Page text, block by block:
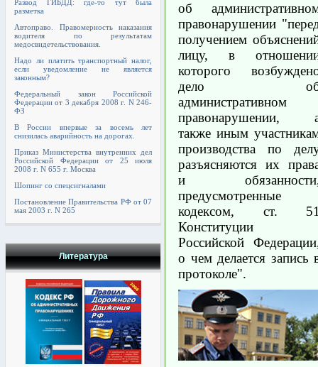
Развод ГИБДД: где-то тут была
разметка
Автоправо. Правомерность наказания
водителя по результатам
медосвидетельствования.
Надо ли платить транспортный налог,
если уведомление не является
законным?
Федеральный закон Российской
Федерации от 3 декабря 2008 г. N 246-
ФЗ
В России впервые за восемь лет
снизилась аварийность на дорогах.
Приказ Министерства внутренних дел
Российской Федерации от 25 июля
2008 г. N 655 г. Москва
Шопинг со спецсигналами
Постановление Правительства РФ от 07
мая 2003 г. N 265
Литература
об
правонарушении
получением
лицу, в
которого
дело
административном
правонарушении,
также иным
производства по
разъясняются их
и
предусмотренные
кодексом, ст.
Конституции
Российской
о чем делается запись
протоколе".